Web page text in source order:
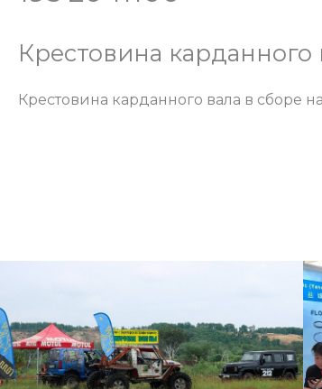
Крестовина
Крестовина карданного вала в сборе